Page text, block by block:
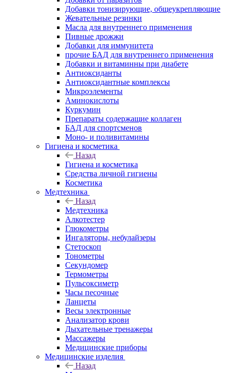
Добавки тонизирующие, общеукрепляющие
Жевательные резинки
Масла для внутреннего применения
Пивные дрожжи
Добавки для иммунитета
прочие БАД для внутреннего применения
Добавки и витаминны при диабете
Антиоксиданты
Антиоксидантные комплексы
Микроэлементы
Аминокислоты
Куркумин
Препараты содержащие коллаген
БАД для спортсменов
Моно- и поливитамины
Гигиена и косметика
Назад
Гигиена и косметика
Средства личной гигиены
Косметика
Медтехника
Назад
Медтехника
Алкотестер
Глюкометры
Ингаляторы, небулайзеры
Стетоскоп
Тонометры
Секундомер
Термометры
Пульсоксиметр
Часы песочные
Ланцеты
Весы электронные
Анализатор крови
Дыхательные тренажеры
Массажеры
Медицинские приборы
Медицинские изделия
Назад